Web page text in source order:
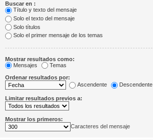
Buscar en :
Título y texto del mensaje
Solo el texto del mensaje
Solo títulos
Solo el primer mensaje de los temas
Mostrar resultados como:
Mensajes
Temas
Ordenar resultados por:
Ascendente
Descendente
Limitar resultados previos a:
Mostrar los primeros:
Caracteres del mensaje